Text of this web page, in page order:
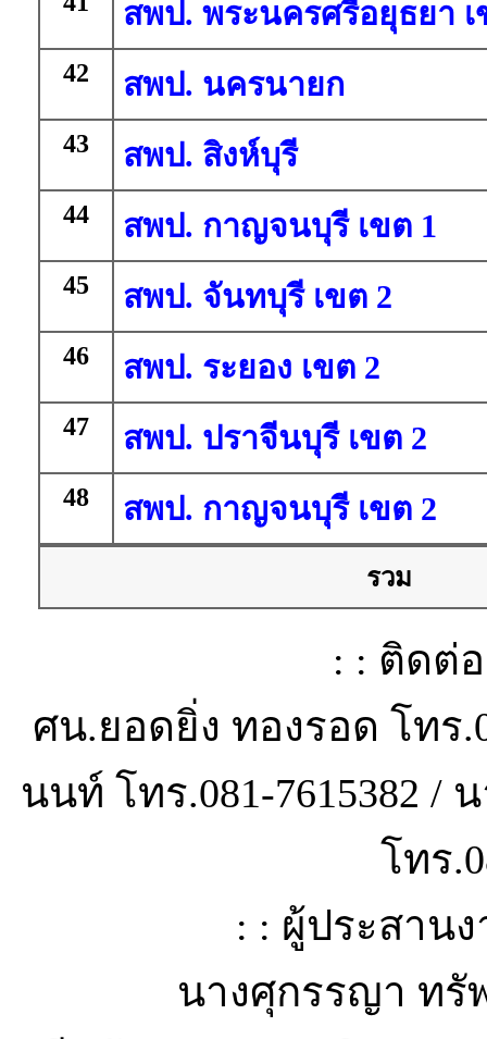
สพป. พระนครศรีอยุธยา เ
42 สพป. นครนายก
43 สพป. สิงห์บุรี
44 สพป. กาญจนบุรี เขต 1
45 สพป. จันทบุรี เขต 2
46 สพป. ระยอง เขต 2
47 สพป. ปราจีนบุรี เขต 2
48 สพป. กาญจนบุรี เขต 2
รวม
: : ติดต่
ศน.ยอดยิ่ง ทองรอด โทร
นนท์ โทร.081-7615382
โทร
: : ผู้ประสาน
นางศุกรรญา ทรั